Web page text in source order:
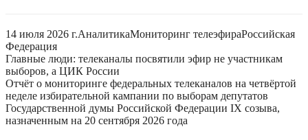
14 июля 2026 г.АналитикаМониторинг телеэфираРоссийская
Федерация
Главные люди: телеканалы посвятили эфир не участникам
выборов, а ЦИК России
Отчёт о мониторинге федеральных телеканалов на четвёртой
неделе избирательной кампании по выборам депутатов
Государственной думы Российской Федерации IX созыва,
назначенным на 20 сентября 2026 года